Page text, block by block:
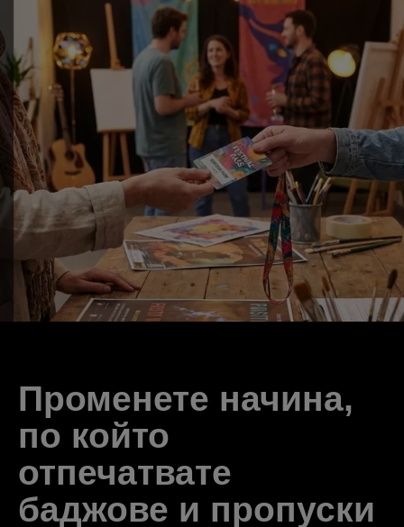
Променете начина,
по който
отпечатвате
баджове и пропуски